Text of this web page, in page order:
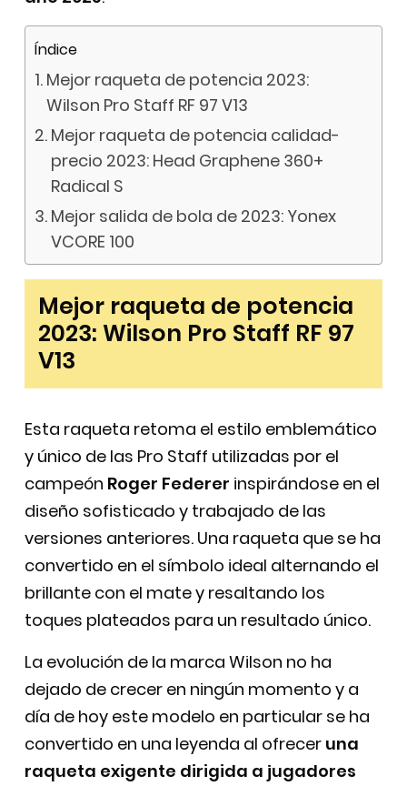
Índice
Mejor raqueta de potencia 2023:
Wilson Pro Staff RF 97 V13
Mejor raqueta de potencia calidad-
precio 2023: Head Graphene 360+
Radical S
Mejor salida de bola de 2023: Yonex
VCORE 100
Mejor raqueta de potencia
2023: Wilson Pro Staff RF 97
V13
Esta raqueta retoma el estilo emblemático
y único de las Pro Staff utilizadas por el
campeón Roger Federer inspirándose en el
diseño sofisticado y trabajado de las
versiones anteriores. Una raqueta que se ha
convertido en el símbolo ideal alternando el
brillante con el mate y resaltando los
toques plateados para un resultado único.
La evolución de la marca Wilson no ha
dejado de crecer en ningún momento y a
día de hoy este modelo en particular se ha
convertido en una leyenda al ofrecer una
raqueta exigente dirigida a jugadores